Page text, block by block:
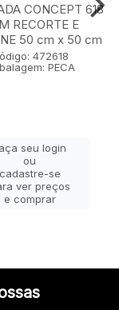
CONCEPT 618
RECORTE E
50 cm x 50 cm
472618
PECA
seu login
ou
cadastre-se
ver preços
e comprar